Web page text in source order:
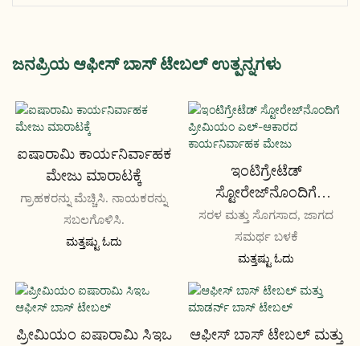
ಜನಪ್ರಿಯ ಆಫೀಸ್ ಬಾಸ್ ಟೇಬಲ್ ಉತ್ಪನ್ನಗಳು
ಐಷಾರಾಮಿ ಕಾರ್ಯನಿರ್ವಾಹಕ
ಮೇಜು ಮಾರಾಟಕ್ಕೆ
ಗ್ರಾಹಕರನ್ನು ಮೆಚ್ಚಿಸಿ. ನಾಯಕರನ್ನು
ಸಬಲಗೊಳಿಸಿ.
ಮತ್ತಷ್ಟು ಓದು
ಇಂಟಿಗ್ರೇಟೆಡ್
ಸ್ಟೋರೇಜ್‌ನೊಂದಿಗೆ
ಪ್ರೀಮಿಯಂ ಎಲ್-ಆಕಾರದ
ಕಾರ್ಯನಿರ್ವಾಹಕ ಮೇಜು
ಸರಳ ಮತ್ತು ಸೊಗಸಾದ, ಜಾಗದ
ಸಮರ್ಥ ಬಳಕೆ
ಮತ್ತಷ್ಟು ಓದು
ಪ್ರೀಮಿಯಂ ಐಷಾರಾಮಿ ಸಿಇಒ
ಆಫೀಸ್ ಬಾಸ್ ಟೇಬಲ್ ಮತ್ತು